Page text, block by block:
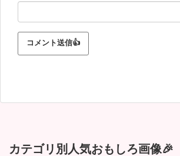
カテゴリ別人気おもしろ画像🎉